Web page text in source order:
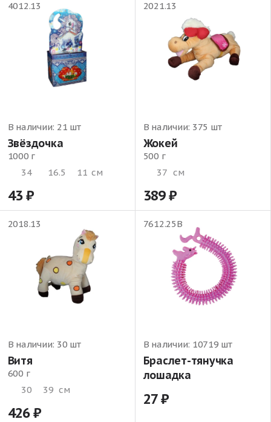
4012.13
В наличии: 21 шт
Звёздочка
1000 г
34
16.5 11 см
43
2021.13
В наличии: 375 шт
Жокей
500 г
37 см
389
2018.13
В наличии: 30 шт
Витя
600 г
30
39 см
426
7612.25В
В наличии: 10719 шт
Браслет-тянучка
лошадка
27